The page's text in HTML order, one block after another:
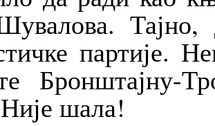
партије.
Бронштајну-
шала!